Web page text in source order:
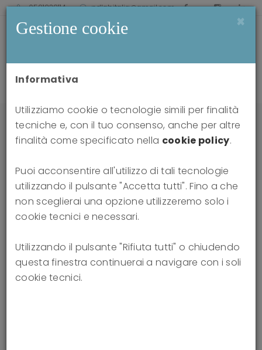
0521238114 pdlabitalia@gmail.com
news
DSM-5 Level of Personality Functioning:
to Be Human
DSM-5 Level of Personality
Functioning: Refocusing
Personality Disorder on What It
Gestione cookie ×
Informativa
Utilizziamo cookie o tecnologie simili per finalità
tecniche e, con il tuo consenso, anche per altre
finalità come specificato nella cookie policy.
Puoi acconsentire all'utilizzo di tali tecnologie
utilizzando il pulsante "Accetta tutti". Fino a che
non sceglierai una opzione utilizzeremo solo i
cookie tecnici e necessari.
Utilizzando il pulsante "Rifiuta tutti" o chiudendo
questa finestra continuerai a navigare con i soli
cookie tecnici.